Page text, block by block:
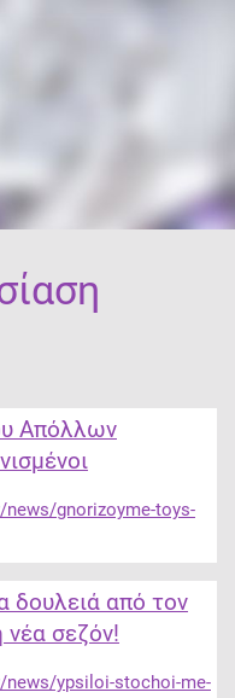
Απόλλων
gnorizoyme-toys-
δουλειά από τον
σεζόν!
ypsiloi-stochoi-me-